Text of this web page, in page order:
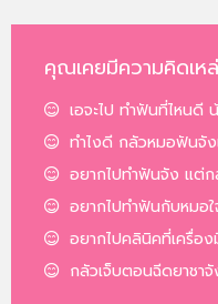
คุณเคยมีความคิดเห
เอจะไป ทำฟันที่ไหนดี
ทำไงดี กลัวหมอฟันจัง
อยากไปทำฟันจัง แต่
อยากไปทำฟันกับหมอ
อยากไปคลินิคที่เครื่อ
กลัวเจ็บตอนฉีดยาชาจั